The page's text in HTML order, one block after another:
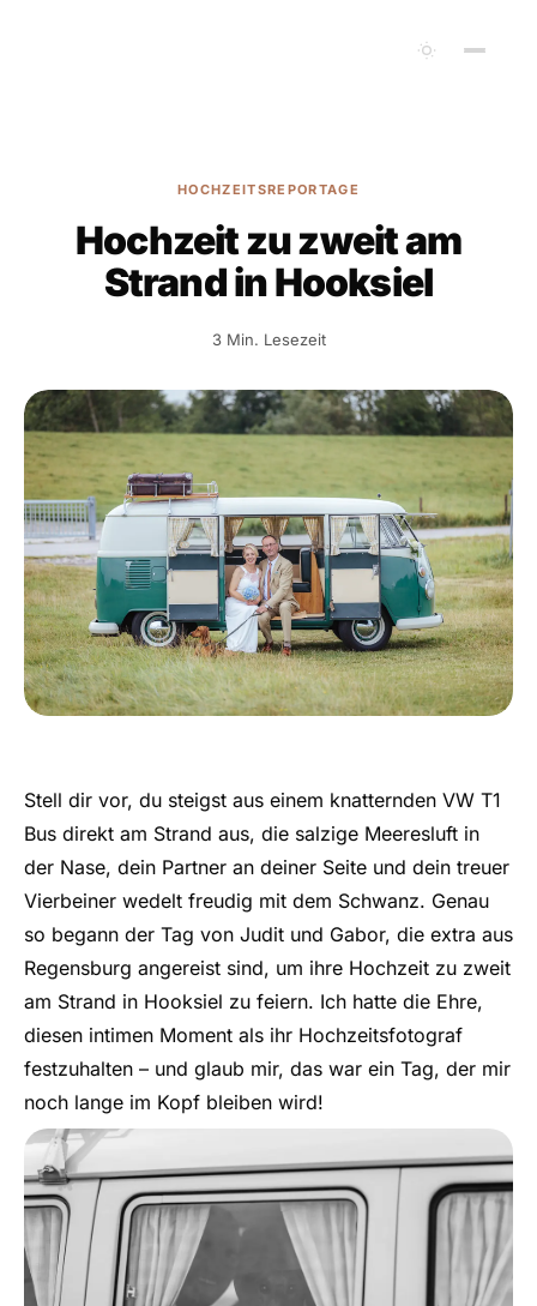
HOCHZEITSREPORTAGE
Hochzeit zu zweit am
Strand in Hooksiel
3 Min. Lesezeit
Stell dir vor, du steigst aus einem knatternden VW T1
Bus direkt am Strand aus, die salzige Meeresluft in
der Nase, dein Partner an deiner Seite und dein treuer
Vierbeiner wedelt freudig mit dem Schwanz. Genau
so begann der Tag von Judit und Gabor, die extra aus
Regensburg angereist sind, um ihre Hochzeit zu zweit
am Strand in Hooksiel zu feiern. Ich hatte die Ehre,
diesen intimen Moment als ihr Hochzeitsfotograf
festzuhalten – und glaub mir, das war ein Tag, der mir
noch lange im Kopf bleiben wird!